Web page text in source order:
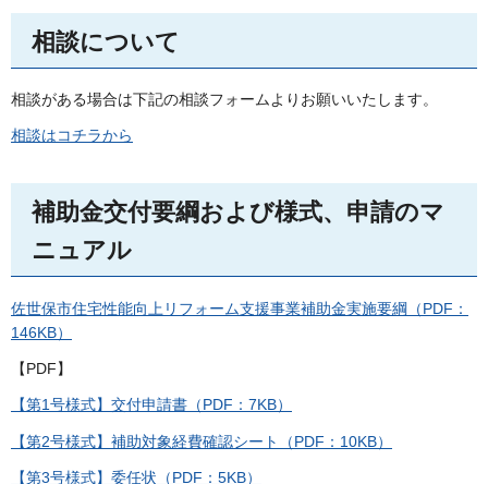
相談について
相談がある場合は下記の相談フォームよりお願いいたします。
相談はコチラから
補助金交付要綱および様式、申請のマ
ニュアル
佐世保市住宅性能向上リフォーム支援事業補助金実施要綱（PDF：
146KB）
【PDF】
【第1号様式】交付申請書（PDF：7KB）
【第2号様式】補助対象経費確認シート（PDF：10KB）
【第3号様式】委任状（PDF：5KB）